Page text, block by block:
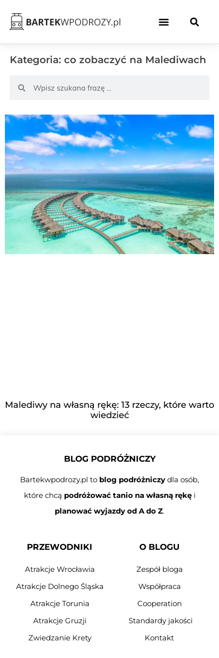
Kategoria: co zobaczyć na Malediwach
Malediwy na własną rękę: 13 rzeczy, które warto
wiedzieć
BLOG PODRÓŻNICZY
Bartekwpodrozy.pl to blog podróżniczy dla osób,
które chcą podróżować tanio na własną rękęi
planować wyjazdy od A do Z.
PRZEWODNIKI
Atrakcje Wrocławia
Atrakcje Dolnego Śląska
Atrakcje Torunia
Atrakcje Gruzji
Zwiedzanie Krety
O BLOGU
Zespół bloga
Współpraca
Cooperation
Standardy jakości
Kontakt